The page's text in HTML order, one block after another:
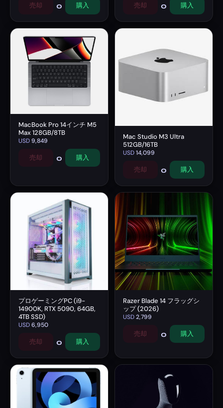
売却 0 購入 売却 0 購入
MacBook Pro 14インチ M5
Max 128GB/8TB
USD9,849
売却 0 購入
Mac Studio M3 Ultra
512GB/16TB
USD14,099
売却 0 購入
プロゲーミングPC (i9-
14900K, RTX 5090, 64GB,
4TB SSD)
USD6,950
売却 0 購入
Razer Blade 14 フラッグシ
ップ (2026)
USD2,799
売却 0 購入